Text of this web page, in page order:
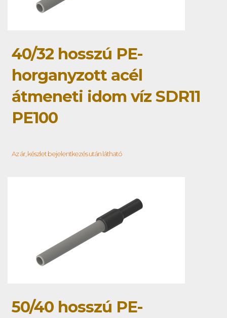
40/32 hosszú PE-
horganyzott acél
átmeneti idom víz SDR11
PE100
Az ár, készlet bejelentkezés után látható
50/40 hosszú PE-